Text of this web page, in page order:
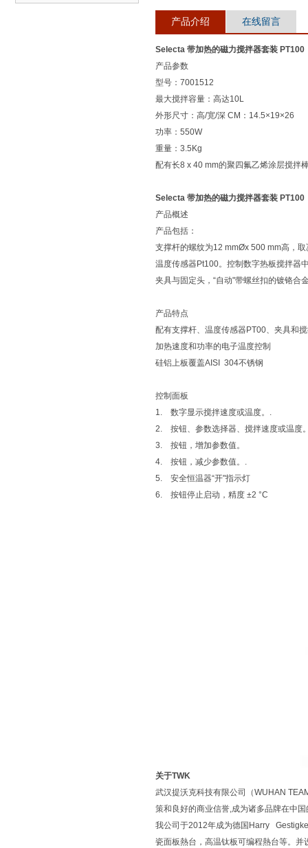
产品介绍 在线留言
Selecta 带加热的磁力搅拌器套装 PT100
产品参数
型号：7001512
最大搅拌容量：高达10L
外形尺寸：高/宽/深 CM：14.5×19×26
功率：550W
重量：3.5Kg
配有长8 x 40 mm的聚四氟乙烯涂层搅拌
Selecta 带加热的磁力搅拌器套装 PT100
产品概述
产品包括：
支撑杆的螺纹为12 mmØx 500 mm高，
温度传感器Pt100。控制数字热板搅拌器
夹具与固定头，“自动"带螺丝扣的镀铬合
产品特点
配有支撑杆、温度传感器PT00、夹具和
加热速度和功率的电子温度控制
硅铝上板覆盖AISI 304不锈钢
控制面板
1. 数字显示搅拌速度或温度。.
2. 按钮、参数选择器、搅拌速度或温度
3. 按钮，增加参数值。
4. 按钮，减少参数值。.
5. 安全恒温器“开"指示灯
6. 按钮停止启动，精度 ±2 °C
关于TWK
武汉提沃克科技有限公司（WUHAN
策和良好的商业信誉,成为诸多品牌在中
我公司于2012年成为德国Harry
瓷面板熱台，高温钛板可编程熱台等。